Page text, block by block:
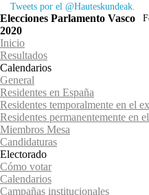
Tweets por el @Hauteskundeak.
Elecciones Parlamento Vasco
2020
Inicio
Resultados
Calendarios
General
Residentes en España
Residentes temporalmente en el
Residentes permanentemente en
Miembros Mesa
Candidaturas
Electorado
Cómo votar
Calendarios
Campañas institucionales